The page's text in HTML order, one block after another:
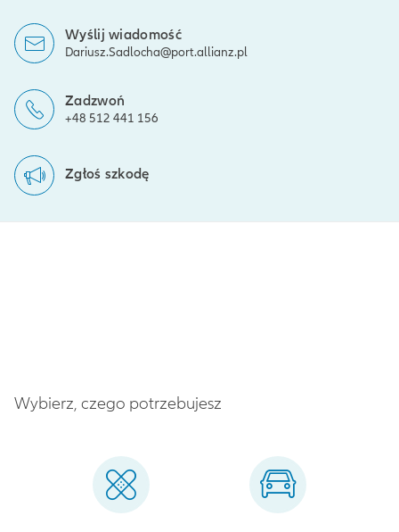
Wyślij wiadomość
Dariusz.Sadlocha@port.allianz.pl
Zadzwoń
+48 512 441 156
Zgłoś szkodę
Wybierz, czego potrzebujesz